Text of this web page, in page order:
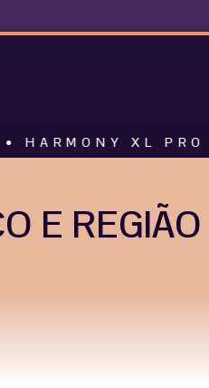
XL PRO •
E REGIÃO